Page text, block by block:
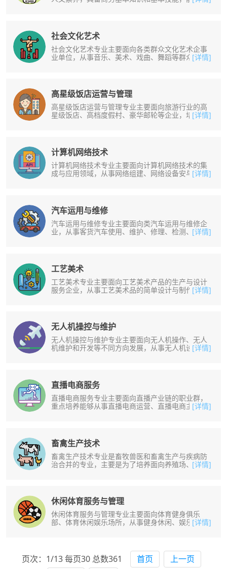
社会文化艺术
社会文化艺术专业主要面向各类群众文化艺术企事
业单位，从事音乐、美术、戏曲、舞蹈等群众文化
[详情]
高星级饭店运营与管理
高星级饭店运营与管理专业主要面向旅游行业的高
星级饭店、高档度假村、豪华邮轮等企业，培养从
[详情]
计算机网络技术
计算机网络技术专业主要面向计算机网络技术的集
成与应用领域，从事网络组建、网络设备安与调[详情]
汽车运用与维修
汽车运用与维修专业主要面向类汽车运用与维修企
业，从事客货汽车使用、维护、修理、检测、销售
[详情]
工艺美术
工艺美术专业主要面向工艺美术产品的生产与设计
服务企业，从事工艺美术品的简单设计与制作、礼
[详情]
无人机操控与维护
无人机操控与维护专业主要面向无人机操作、无人
机维护和开发等不同方向发展，从事无人机设备的
[详情]
直播电商服务
直播电商服务专业主要面向直播产业链的职业群，
重点培养能够从事直播电商运营、直播电商主播、
[详情]
畜禽生产技术
畜禽生产技术专业是畜牧兽医和畜禽生产与疾病防
治合并的专业，主要是为了培养面向养殖场、畜产
[详情]
休闲体育服务与管理
休闲体育服务与管理专业主要面向体育健身俱乐
部、体育休闲娱乐场所，从事健身休闲、娱乐活动
[详情]
页次：1/13 每页30 总数361 首页
上一页